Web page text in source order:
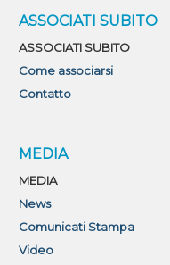
ASSOCIATI SUBITO
ASSOCIATI SUBITO
Come associarsi
Contatto
MEDIA
MEDIA
News
Comunicati Stampa
Video